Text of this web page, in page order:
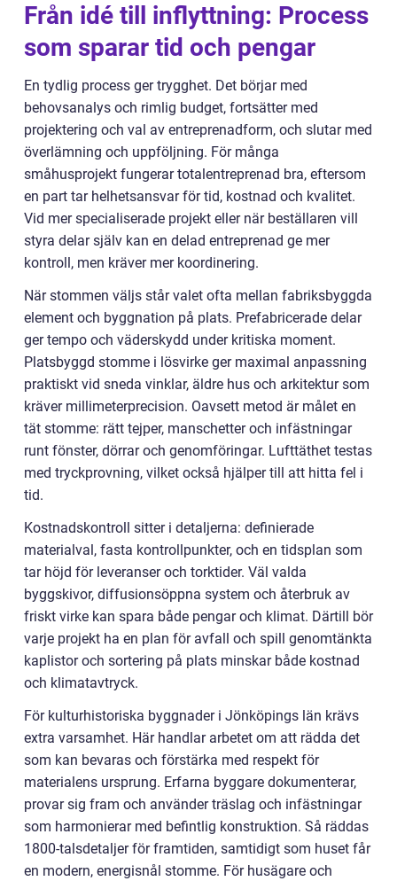
Från idé till inflyttning: Process
som sparar tid och pengar
En tydlig process ger trygghet. Det börjar med
behovsanalys och rimlig budget, fortsätter med
projektering och val av entreprenadform, och slutar med
överlämning och uppföljning. För många
småhusprojekt fungerar totalentreprenad bra, eftersom
en part tar helhetsansvar för tid, kostnad och kvalitet.
Vid mer specialiserade projekt eller när beställaren vill
styra delar själv kan en delad entreprenad ge mer
kontroll, men kräver mer koordinering.
När stommen väljs står valet ofta mellan fabriksbyggda
element och byggnation på plats. Prefabricerade delar
ger tempo och väderskydd under kritiska moment.
Platsbyggd stomme i lösvirke ger maximal anpassning
praktiskt vid sneda vinklar, äldre hus och arkitektur som
kräver millimeterprecision. Oavsett metod är målet en
tät stomme: rätt tejper, manschetter och infästningar
runt fönster, dörrar och genomföringar. Lufttäthet testas
med tryckprovning, vilket också hjälper till att hitta fel i
tid.
Kostnadskontroll sitter i detaljerna: definierade
materialval, fasta kontrollpunkter, och en tidsplan som
tar höjd för leveranser och torktider. Väl valda
byggskivor, diffusionsöppna system och återbruk av
friskt virke kan spara både pengar och klimat. Därtill bör
varje projekt ha en plan för avfall och spill genomtänkta
kaplistor och sortering på plats minskar både kostnad
och klimatavtryck.
För kulturhistoriska byggnader i Jönköpings län krävs
extra varsamhet. Här handlar arbetet om att rädda det
som kan bevaras och förstärka med respekt för
materialens ursprung. Erfarna byggare dokumenterar,
provar sig fram och använder träslag och infästningar
som harmonierar med befintlig konstruktion. Så räddas
1800-talsdetaljer för framtiden, samtidigt som huset får
en modern, energisnål stomme. För husägare och